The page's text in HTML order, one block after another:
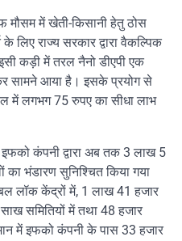
मौसम में खेती-किसानी हेतु ठोस
लिए राज्य सरकार द्वारा वैकल्पिक
कड़ी में तरल नैनो डीएपी एक
सामने आया है। इसके प्रयोग से
में लगभग 75 रुपए का सीधा लाभ
इफको कंपनी द्वारा अब तक 3 लाख 5
का भंडारण सुनिश्चित किया गया
लॉक केंद्रों में, 1 लाख 41 हजार
समितियों में तथा 48 हजार
में इफको कंपनी के पास 33 हजार